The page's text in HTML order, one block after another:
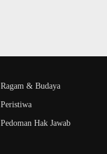
Ragam & Budaya
Peristiwa
Pedoman Hak Jawab